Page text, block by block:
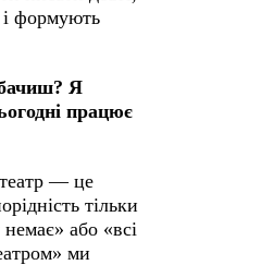
і формують
Я
працює
— це
тільки
або «всі
ми